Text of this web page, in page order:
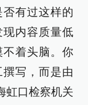
有过这样的
内容质量低
着头脑。你
写，而是由
虹口检察机关